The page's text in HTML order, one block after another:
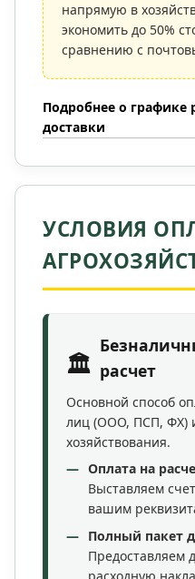
напрямую в
экономить до 50%
сравнению с
Подробнее о графике
доставки
УСЛОВИЯ
🏛️ расчет
Основной способ
лиц (ООО, ПСП, ФХ)
хозяйствования.
Оплата на
Выставляем
вашим
Полный пакет
Предоставляем